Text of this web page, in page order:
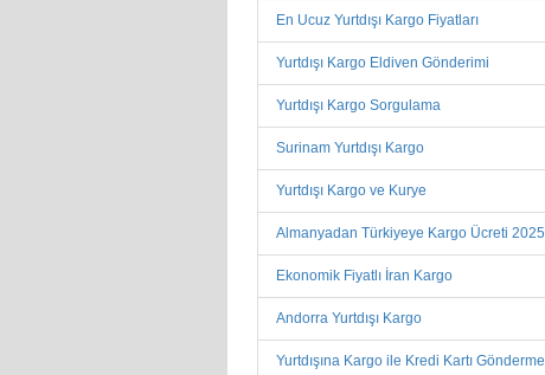
En Ucuz Yurtdışı Kargo Fiyatları
Yurtdışı Kargo Eldiven Gönderimi
Yurtdışı Kargo Sorgulama
Surinam Yurtdışı Kargo
Yurtdışı Kargo ve Kurye
Almanyadan Türkiyeye Kargo Ücreti 2025
Ekonomik Fiyatlı İran Kargo
Andorra Yurtdışı Kargo
Yurtdışına Kargo ile Kredi Kartı Gönderme